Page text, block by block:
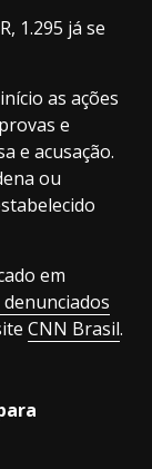
1.295 já se
as ações
e
e acusação.
ou
em
CNN Brasil.